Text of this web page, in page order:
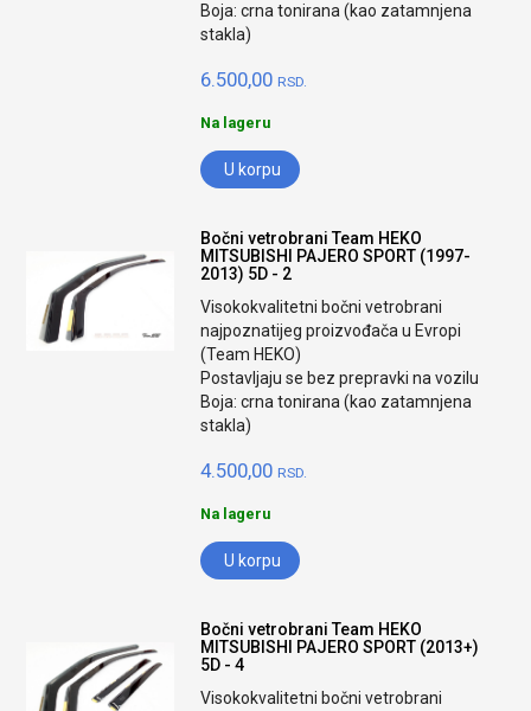
Boja: crna tonirana (kao zatamnjena
stakla)
6.500,00 RSD.
Na lageru
U korpu
Bočni vetrobrani Team HEKO
MITSUBISHI PAJERO SPORT (1997-
2013) 5D - 2
Visokokvalitetni bočni vetrobrani
najpoznatijeg proizvođača u Evropi
(Team HEKO)
Postavljaju se bez prepravki na vozilu
Boja: crna tonirana (kao zatamnjena
stakla)
4.500,00 RSD.
Na lageru
U korpu
Bočni vetrobrani Team HEKO
MITSUBISHI PAJERO SPORT (2013+)
5D - 4
Visokokvalitetni bočni vetrobrani